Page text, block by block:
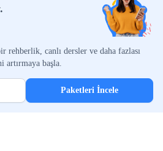
rehberlik, canlı dersler ve daha fazlası
başla.
Paketleri İncele